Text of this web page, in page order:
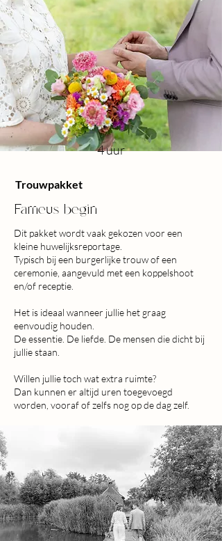
Trouwpakket
Fameus begin
Dit pakket wordt vaak gekozen voor een
kleine huwelijksreportage.
Typisch bij een burgerlijke trouw of een
ceremonie, aangevuld met een koppelshoot
en/of receptie.
Het is ideaal wanneer jullie het graag
eenvoudig houden.
De essentie. De liefde. De mensen die dicht bij
jullie staan.
Willen jullie toch wat extra ruimte?
Dan kunnen er altijd uren toegevoegd
worden, vooraf of zelfs nog op de dag zelf.
4 uur